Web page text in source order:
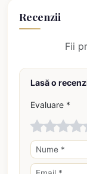
Recenzii
Fii
Lasă o
Evaluare *